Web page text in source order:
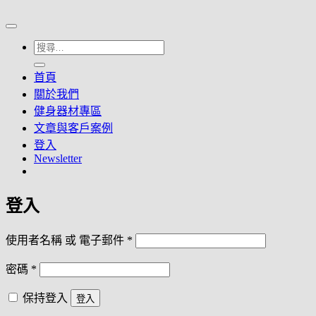
搜
尋
關
鍵
字:
首頁
關於我們
健身器材專區
文章與客戶案例
登入
Newsletter
登入
使用者名稱 或 電子郵件 *
密碼 *
保持登入
登入